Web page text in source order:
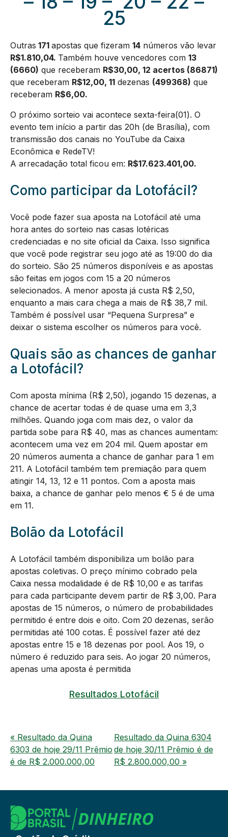
25
Outras 171 apostas que fizeram 14 números vão levar
R$1.810,04. Também houve vencedores com 13
(6660) que receberam R$30,00, 12 acertos (86871)
que receberam R$12,00, 11 dezenas (499368) que
receberam R$6,00.
O próximo sorteio vai acontece sexta-feira(01). O
evento tem início a partir das 20h (de Brasília), com
transmissão dos canais no YouTube da Caixa
Econômica e RedeTV!
A arrecadação total ficou em: R$17.623.401,00.
Como participar da Lotofácil?
Você pode fazer sua aposta na Lotofácil até uma
hora antes do sorteio nas casas lotéricas
credenciadas e no site oficial da Caixa. Isso significa
que você pode registrar seu jogo até as 19:00 do dia
do sorteio. São 25 números disponíveis e as apostas
são feitas em jogos com 15 a 20 números
selecionados. A menor aposta já custa R$ 2,50,
enquanto a mais cara chega a mais de R$ 38,7 mil.
Também é possível usar “Pequena Surpresa” e
deixar o sistema escolher os números para você.
Quais são as chances de ganhar
a Lotofácil?
Com aposta mínima (R$ 2,50), jogando 15 dezenas, a
chance de acertar todas é de quase uma em 3,3
milhões. Quando joga com mais dez, o valor da
partida sobe para R$ 40, mas as chances aumentam:
acontecem uma vez em 204 mil. Quem apostar em
20 números aumenta a chance de ganhar para 1 em
211. A Lotofácil também tem premiação para quem
atingir 14, 13, 12 e 11 pontos. Com a aposta mais
baixa, a chance de ganhar pelo menos € 5 é de uma
em 11.
Bolão da Lotofácil
A Lotofácil também disponibiliza um bolão para
apostas coletivas. O preço mínimo cobrado pela
Caixa nessa modalidade é de R$ 10,00 e as tarifas
para cada participante devem partir de R$ 3,00. Para
apostas de 15 números, o número de probabilidades
permitido é entre dois e oito. Com 20 dezenas, serão
permitidas até 100 cotas. É possível fazer até dez
apostas entre 15 e 18 dezenas por pool. Aos 19, o
número é reduzido para seis. Ao jogar 20 números,
apenas uma aposta é permitida
Resultados Lotofácil
« Resultado da Quina
6303 de hoje 29/11 Prêmio
é de R$ 2.000.000,00
Resultado da Quina 6304
de hoje 30/11 Prêmio é de
R$ 2.800.000,00 »